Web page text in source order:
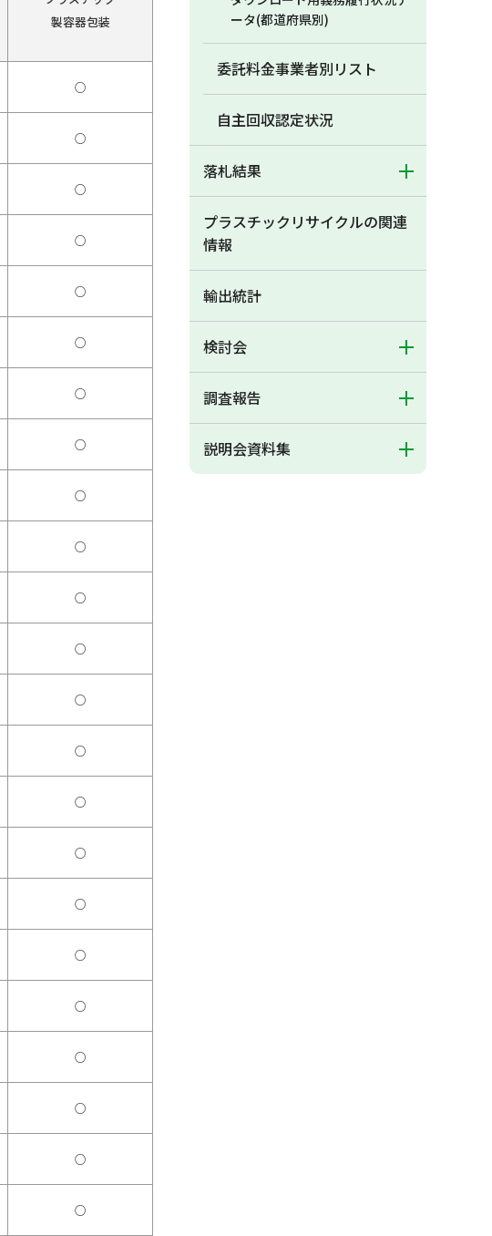
製容器包装
○
○
○
○
○
○
○
○
○
○
○
○
○
○
○
○
○
○
○
○
○
○
○
ータ(都道府県別)
委託料金事業者別リスト
自主回収認定状況
落札結果
プラスチックリサイクルの関連
情報
輸出統計
検討会
調査報告
説明会資料集